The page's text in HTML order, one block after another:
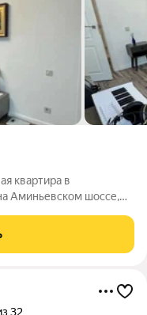
квартира в
Аминьевском шоссе,
с
32